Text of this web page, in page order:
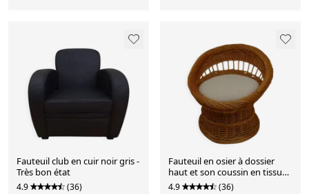
Fauteuil club en cuir noir gris -
Très bon état
4.9 (36)
Fauteuil en osier à dossier
haut et son coussin en tissu
bouclé
4.9 (36)